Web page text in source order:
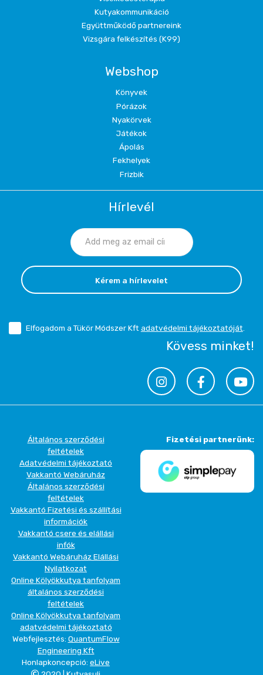
Kutyakommunikáció
Együttműködő partnereink
Vizsgára felkészítés (K99)
Webshop
Könyvek
Pórázok
Nyakörvek
Játékok
Ápolás
Fekhelyek
Frizbik
Hírlevél
Kérem a hírlevelet
Elfogadom a Tükör Módszer Kftadatvédelmi tájékoztatóját.
Kövess minket!
Általános szerződési
feltételek
Adatvédelmi tájékoztató
Vakkantó Webáruház
Általános szerződési
feltételek
Vakkantó Fizetési és szállítási
információk
Vakkantó csere és elállási
infók
Vakkantó Webáruház Elállási
Nyilatkozat
Online Kölyökkutya tanfolyam
általános szerződési
feltételek
Online Kölyökkutya tanfolyam
adatvédelmi tájékoztató
Webfejlesztés: QuantumFlow
Engineering Kft
Honlapkoncepció: eLive
Fizetési partnerünk: